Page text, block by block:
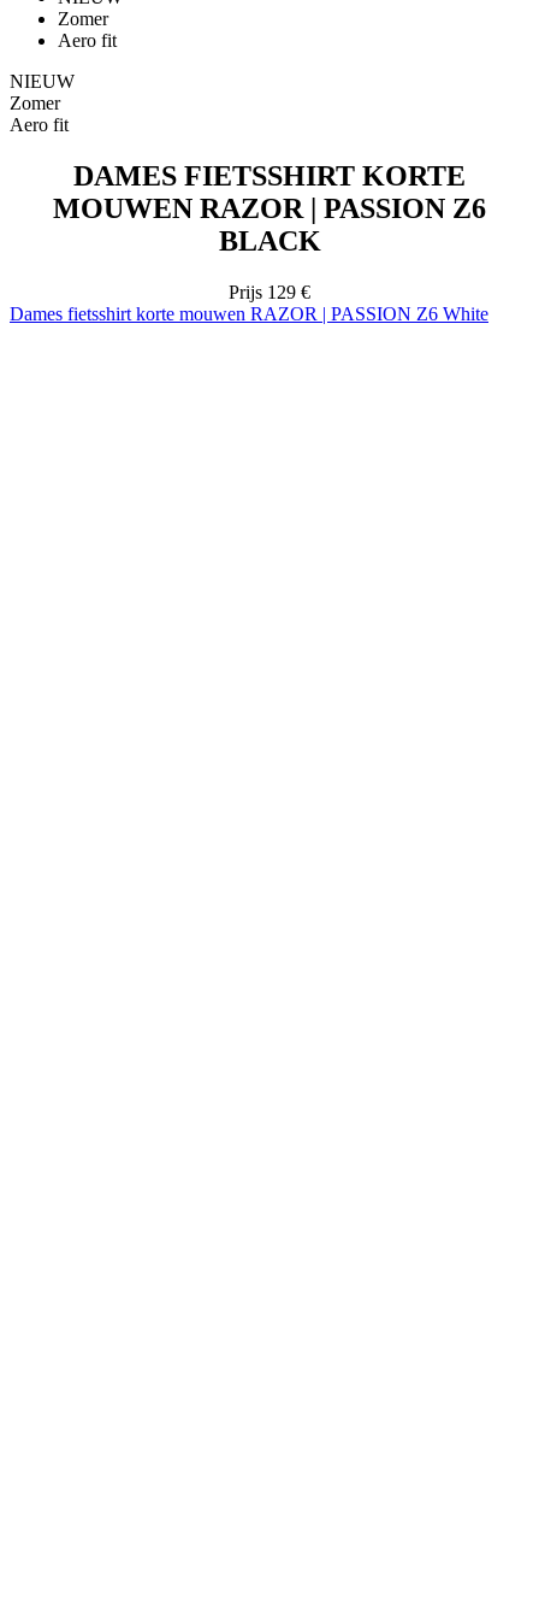
Zomer
Aero fit
NIEUW
Zomer
Aero fit
DAMES FIETSSHIRT KORTE
MOUWEN RAZOR | PASSION Z6
BLACK
Prijs 129 €
Dames fietsshirt korte mouwen RAZOR | PASSION Z6 White